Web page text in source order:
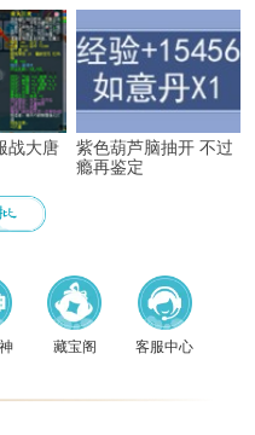
战大唐
紫色葫芦脑抽开 不过
瘾再鉴定
藏宝阁 客服中心